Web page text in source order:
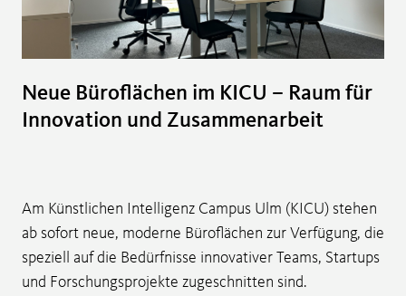
Neue Büroflächen im KICU – Raum für
Innovation und Zusammenarbeit
Am Künstlichen Intelligenz Campus Ulm (KICU) stehen
ab sofort neue, moderne Büroflächen zur Verfügung, die
speziell auf die Bedürfnisse innovativer Teams, Startups
und Forschungsprojekte zugeschnitten sind.